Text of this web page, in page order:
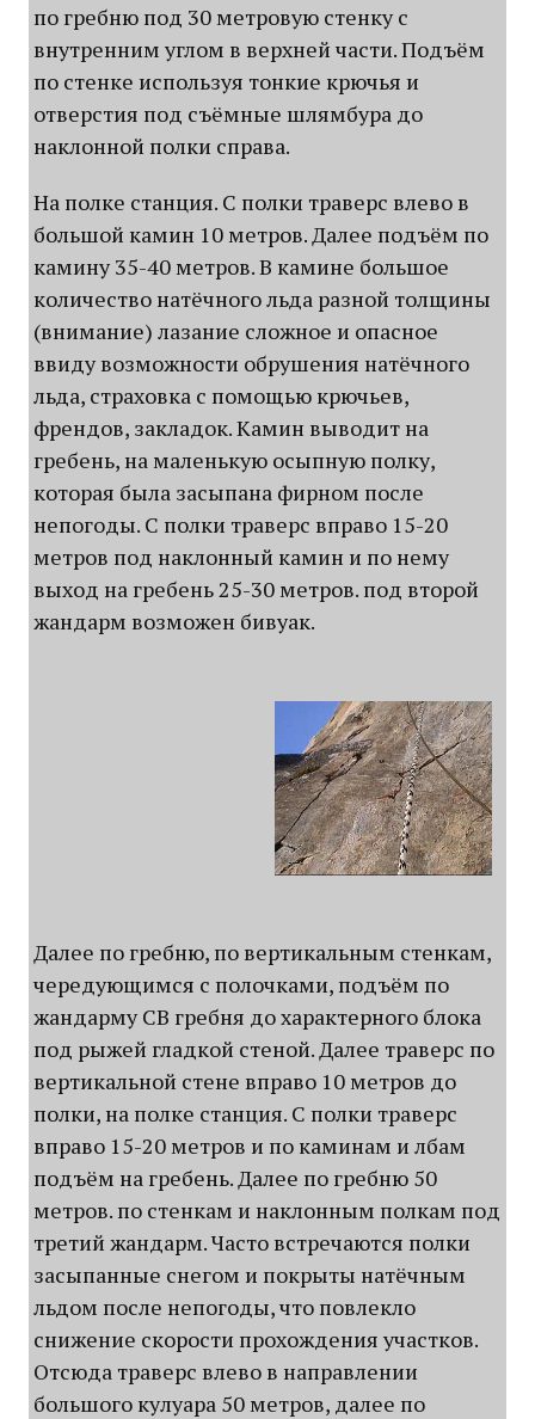
по гребню под 30 метровую стенку с
внутренним углом в верхней части. Подъём
по стенке используя тонкие крючья и
отверстия под съёмные шлямбура до
наклонной полки справа.
На полке станция. С полки траверс влево в
большой камин 10 метров. Далее подъём по
камину 35-40 метров. В камине большое
количество натёчного льда разной толщины
(внимание) лазание сложное и опасное
ввиду возможности обрушения натёчного
льда, страховка с помощью крючьев,
френдов, закладок. Камин выводит на
гребень, на маленькую осыпную полку,
которая была засыпана фирном после
непогоды. С полки траверс вправо 15-20
метров под наклонный камин и по нему
выход на гребень 25-30 метров. под второй
жандарм возможен бивуак.
Далее по гребню, по вертикальным стенкам,
чередующимся с полочками, подъём по
жандарму СВ гребня до характерного блока
под рыжей гладкой стеной. Далее траверс по
вертикальной стене вправо 10 метров до
полки, на полке станция. С полки траверс
вправо 15-20 метров и по каминам и лбам
подъём на гребень. Далее по гребню 50
метров. по стенкам и наклонным полкам под
третий жандарм. Часто встречаются полки
засыпанные снегом и покрыты натёчным
льдом после непогоды, что повлекло
снижение скорости прохождения участков.
Отсюда траверс влево в направлении
большого кулуара 50 метров, далее по